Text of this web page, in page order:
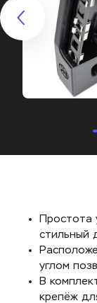
Простота
стильный
углом
В
крепёж